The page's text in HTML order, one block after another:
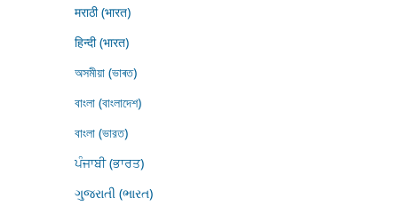
मराठी (भारत)
हिन्दी (भारत)
অসমীয়া (ভাৰত)
বাংলা (বাংলাদেশ)
বাংলা (ভারত)
ਪੰਜਾਬੀ (ਭਾਰਤ)
ગુજરાતી (ભારત)